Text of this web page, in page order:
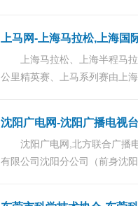
芜湖市...
上马网-上海马拉松,上海国
上海马拉松、上海半程马
公里精英赛、上马系列赛由上
沈阳广电网-沈阳广播电视台
沈阳广电网,北方联合广播
有限公司沈阳分公司（前身沈阳